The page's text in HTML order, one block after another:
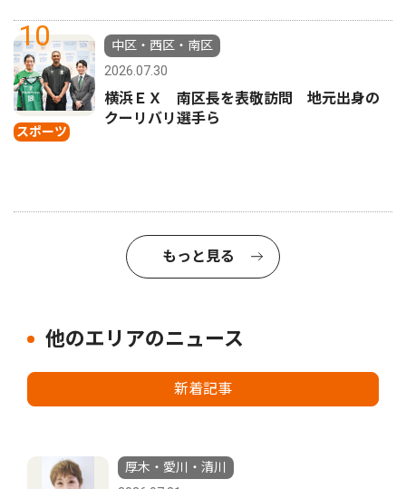
10
スポーツ
中区・西区・南区
2026.07.30
横浜ＥＸ 南区長を表敬訪問 地元出身の
クーリバリ選手ら
もっと見る
他のエリアのニュース
新着記事
厚木・愛川・清川